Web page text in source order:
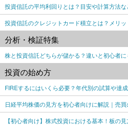
投資信託の平均利回りとは？目安や計算方法な
投資信託のクレジットカード積立とは？メリ
分析・検証特集
株と投資信託どちらが儲かる？違いと初心者
投資の始め方
FIREするにはいくら必要？年代別の試算や達
日経平均株価の見方を初心者向けに解説｜売
【初心者向け】株式投資における基本！板の見